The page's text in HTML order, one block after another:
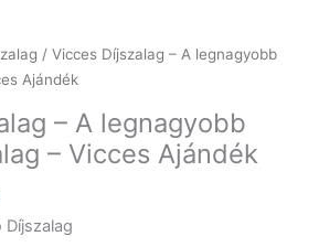
/ Vicces Díjszalag – A legnagyobb
Ajándék
– A legnagyobb
– Vicces Ajándék